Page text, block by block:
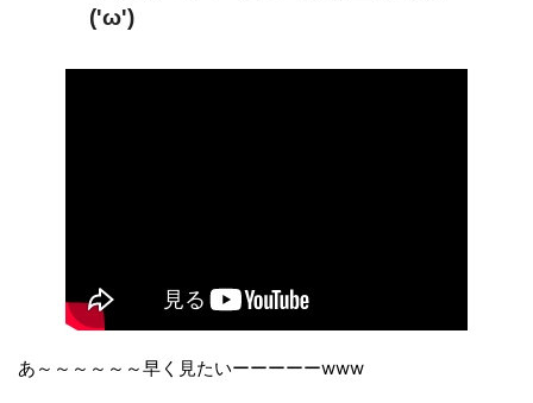
('ω')
あ～～～～～～早く見たいーーーーーwww